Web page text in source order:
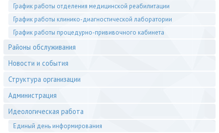
График работы отделения медицинской реабилитации
График работы клинико-диагностической лаборатории
График работы процедурно-прививочного кабинета
Районы обслуживания
Новости и события
Структура организации
Администрация
Идеологическая работа
Единый день информирования